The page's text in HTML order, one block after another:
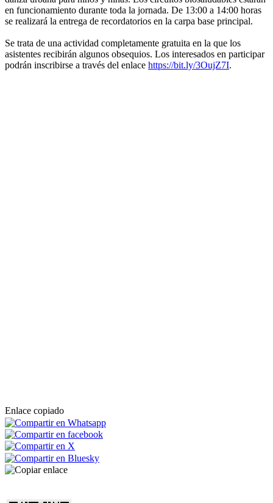
en funcionamiento durante toda la jornada. De 13:00 a 14:00 horas
se realizará la entrega de recordatorios en la carpa base principal.
Se trata de una actividad completamente gratuita en la que los
asistentes recibirán algunos obsequios. Los interesados en participar
podrán inscribirse a través del enlace https://bit.ly/3OujZ7I.
Enlace copiado